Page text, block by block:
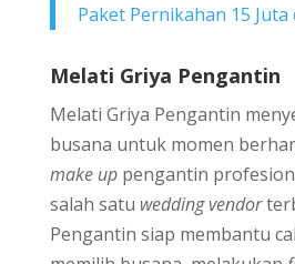
Paket Pernikahan 15
Melati Griya Pengantin
Melati Griya Pengantin
busana untuk momen
make uppengantin
salah satu wedding vendor
Pengantin siap membantu